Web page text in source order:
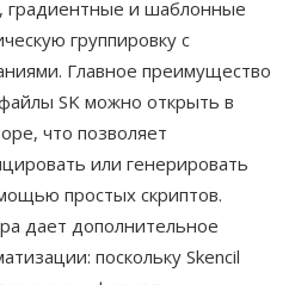
градиентные и шаблонные
группировку с
Главное преимущество
SK можно открыть в
что позволяет
или генерировать
простых скриптов.
дает дополнительное
поскольку Skencil